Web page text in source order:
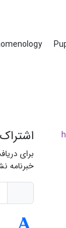
برای
خبرنامه